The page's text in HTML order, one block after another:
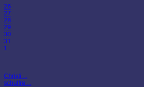
26
27
28
29
30
31
1
Christi ...
schulfre ...